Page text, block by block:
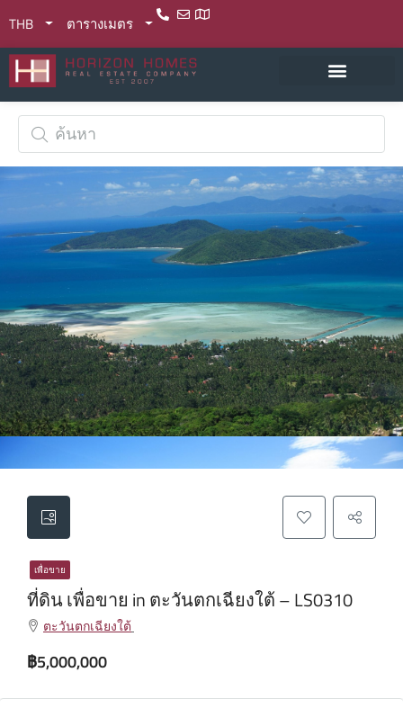
THB ตารางเมตร
เพื่อขาย
ที่ดิน เพื่อขาย in ตะวันตกเฉียงใต้ – LS0310
ตะวันตกเฉียงใต้
฿5,000,000